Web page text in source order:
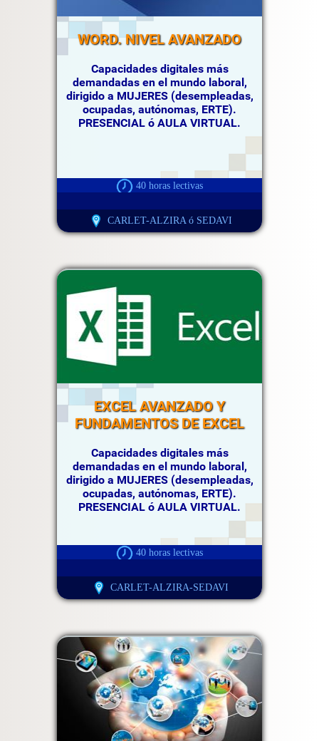
WORD. NIVEL AVANZADO
Capacidades digitales más
demandadas en el mundo laboral,
dirigido a MUJERES (desempleadas,
ocupadas, autónomas, ERTE).
PRESENCIAL ó AULA VIRTUAL.
40 horas lectivas
CARLET-ALZIRA ó SEDAVI
EXCEL AVANZADO Y
FUNDAMENTOS DE EXCEL
Capacidades digitales más
demandadas en el mundo laboral,
dirigido a MUJERES (desempleadas,
ocupadas, autónomas, ERTE).
PRESENCIAL ó AULA VIRTUAL.
40 horas lectivas
CARLET-ALZIRA-SEDAVI